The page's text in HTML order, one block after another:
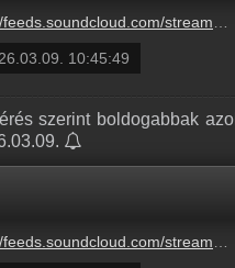
stream/2280120029-balazsek-1-20260309-6-ora-1.mp3
10:45:49
szerint boldogabbak
stream/2280120026-balazsek-2-egy-felmeres-szerint-boldogabbak-azok-a-nok-akik-nem-foznek-2.mp3